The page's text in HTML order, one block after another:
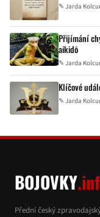
✎ Jarda
Přijímání
aikidō
✎ Jarda
Klíčové
✎ Jarda
BOJOVKY
Přední český